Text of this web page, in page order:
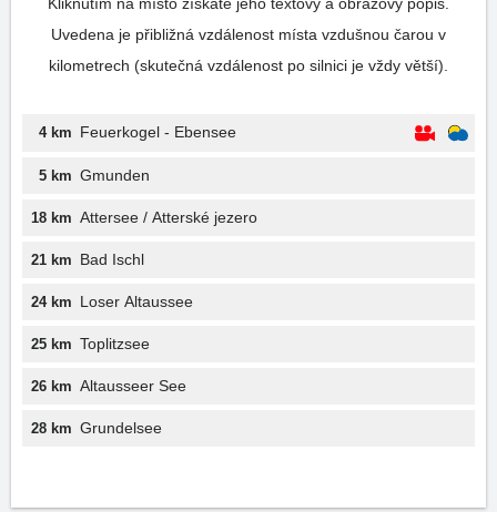
Uvedena je přibližná vzdálenost místa vzdušnou čarou v
kilometrech (skutečná vzdálenost po silnici je vždy větší).
4 km Feuerkogel - Ebensee
5 km Gmunden
18 km Attersee / Atterské jezero
21 km Bad Ischl
24 km Loser Altaussee
25 km Toplitzsee
26 km Altausseer See
28 km Grundelsee